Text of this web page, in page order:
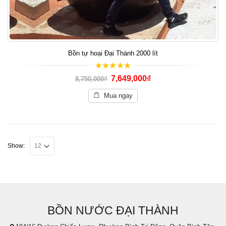
Bồn tự hoại Đại Thành 2000 lít
5.00out of 5
8,750,000₫ 7,649,000₫
Mua ngay
Show:
BỒN NƯỚC ĐẠI THÀNH